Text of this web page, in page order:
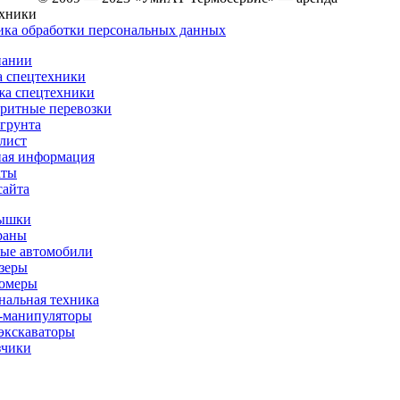
обработки персональных данных
спецтехники
спецтехники
перевозки
информация
автомобили
техника